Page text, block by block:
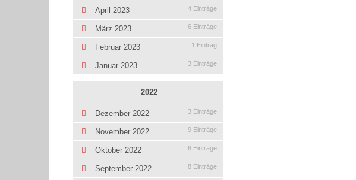
April 2023 4 Einträge
März 2023 6 Einträge
Februar 2023 1 Eintrag
Januar 2023 3 Einträge
2022
Dezember 2022 3 Einträge
November 2022 9 Einträge
Oktober 2022 6 Einträge
September 2022 8 Einträge